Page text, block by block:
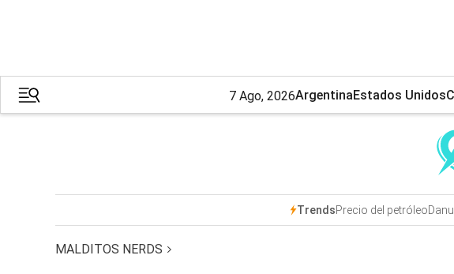
7 Ago, 2026ArgentinaEstados Unidos
TrendsPrecio del petróleo
MALDITOS NERDS